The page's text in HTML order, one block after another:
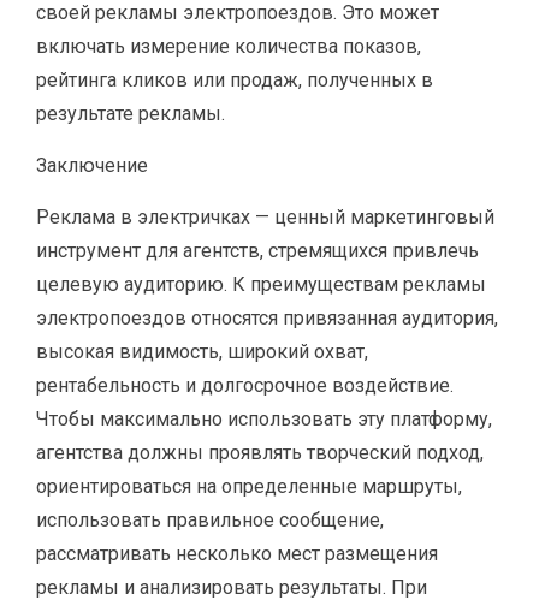
своей рекламы электропоездов. Это может
включать измерение количества показов,
рейтинга кликов или продаж, полученных в
результате рекламы.
Заключение
Реклама в электричках — ценный маркетинговый
инструмент для агентств, стремящихся привлечь
целевую аудиторию. К преимуществам рекламы
электропоездов относятся привязанная аудитория,
высокая видимость, широкий охват,
рентабельность и долгосрочное воздействие.
Чтобы максимально использовать эту платформу,
агентства должны проявлять творческий подход,
ориентироваться на определенные маршруты,
использовать правильное сообщение,
рассматривать несколько мест размещения
рекламы и анализировать результаты. При